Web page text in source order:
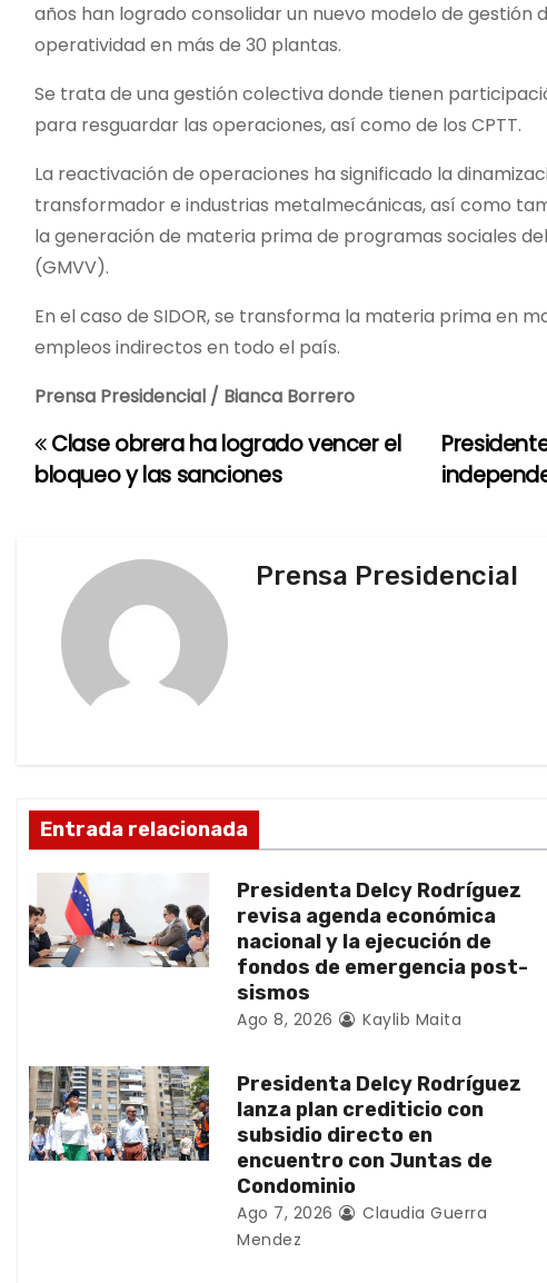
años han logrado consolidar un nuevo modelo de
operatividad en más de 30 plantas.
Se trata de una gestión colectiva donde tienen
para resguardar las operaciones, así como de los CPTT.
La reactivación de operaciones ha significado la
transformador e industrias metalmecánicas, así como
la generación de materia prima de programas sociales
(GMVV).
En el caso de SIDOR, se transforma la materia prima en
empleos indirectos en todo el país.
Prensa Presidencial / Bianca Borrero
N
ó
n
d
e
n
t
r
Clase obrera ha logrado vencer el
bloqueo y las sanciones
Prensa Presidencial
Entrada relacionada
Presidenta Delcy Rodríguez
revisa agenda económica
nacional y la ejecución de
fondos de emergencia post-
sismos
Ago 8, 2026 Kaylib Maita
Presidenta Delcy Rodríguez
lanza plan crediticio con
subsidio directo en
encuentro con Juntas de
Condominio
Ago 7, 2026
Claudia Guerra
Mendez